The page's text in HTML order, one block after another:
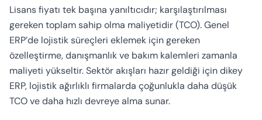
Lisans fiyatı tek başına yanıltıcıdır; karşılaştırılması
gereken toplam sahip olma maliyetidir (TCO). Genel
ERP’de lojistik süreçleri eklemek için gereken
özelleştirme, danışmanlık ve bakım kalemleri zamanla
maliyeti yükseltir. Sektör akışları hazır geldiği için dikey
ERP, lojistik ağırlıklı firmalarda çoğunlukla daha düşük
TCO ve daha hızlı devreye alma sunar.